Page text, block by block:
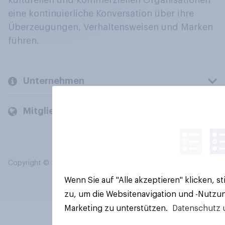
eine kontinuierliche Konversation über ihre
Überzeugungen, Verhaltensweisen und Marken
führen.
Unternehmen
Mitglieder und Kunden
Copyright © 2026 YouGov PLC. Alle Rechte vorbehalten.
Wenn Sie auf "Alle akzeptieren" klicken,
zu, um die Websitenavigation und -
Marketing zu unterstützen.
Datenschutz